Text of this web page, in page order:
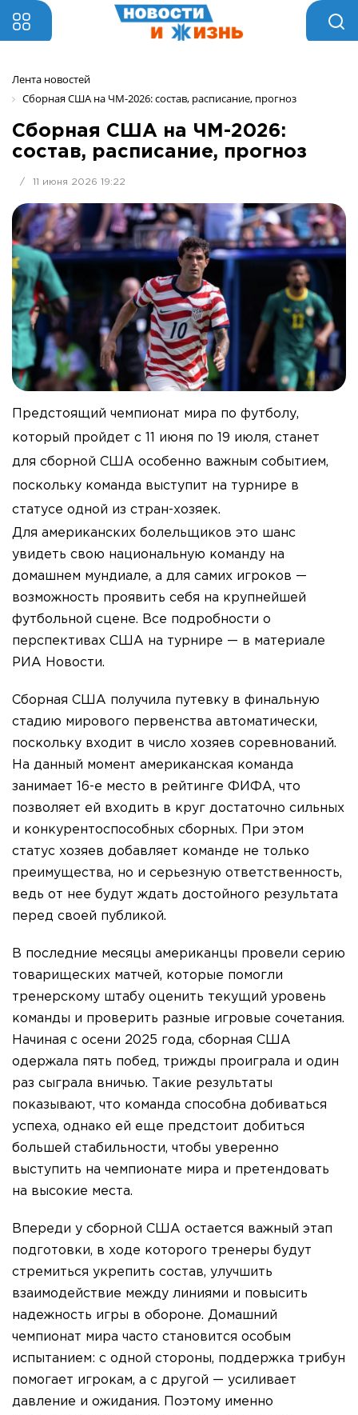
Лента новостей
Сборная США на ЧМ-2026: состав, расписание, прогноз
Сборная США на ЧМ-2026:
состав, расписание, прогноз
/ 11 июня 2026 19:22
Предстоящий чемпионат мира по футболу,
который пройдет с 11 июня по 19 июля, станет
для сборной США особенно важным событием,
поскольку команда выступит на турнире в
статусе одной из стран-хозяек.
Для американских болельщиков это шанс
увидеть свою национальную команду на
домашнем мундиале, а для самих игроков —
возможность проявить себя на крупнейшей
футбольной сцене. Все подробности о
перспективах США на турнире — в материале
РИА Новости.
Сборная США получила путевку в финальную
стадию мирового первенства автоматически,
поскольку входит в число хозяев соревнований.
На данный момент американская команда
занимает 16-е место в рейтинге ФИФА, что
позволяет ей входить в круг достаточно сильных
и конкурентоспособных сборных. При этом
статус хозяев добавляет команде не только
преимущества, но и серьезную ответственность,
ведь от нее будут ждать достойного результата
перед своей публикой.
В последние месяцы американцы провели серию
товарищеских матчей, которые помогли
тренерскому штабу оценить текущий уровень
команды и проверить разные игровые сочетания.
Начиная с осени 2025 года, сборная США
одержала пять побед, трижды проиграла и один
раз сыграла вничью. Такие результаты
показывают, что команда способна добиваться
успеха, однако ей еще предстоит добиться
большей стабильности, чтобы уверенно
выступить на чемпионате мира и претендовать
на высокие места.
Впереди у сборной США остается важный этап
подготовки, в ходе которого тренеры будут
стремиться укрепить состав, улучшить
взаимодействие между линиями и повысить
надежность игры в обороне. Домашний
чемпионат мира часто становится особым
испытанием: с одной стороны, поддержка трибун
помогает игрокам, а с другой — усиливает
давление и ожидания. Поэтому именно